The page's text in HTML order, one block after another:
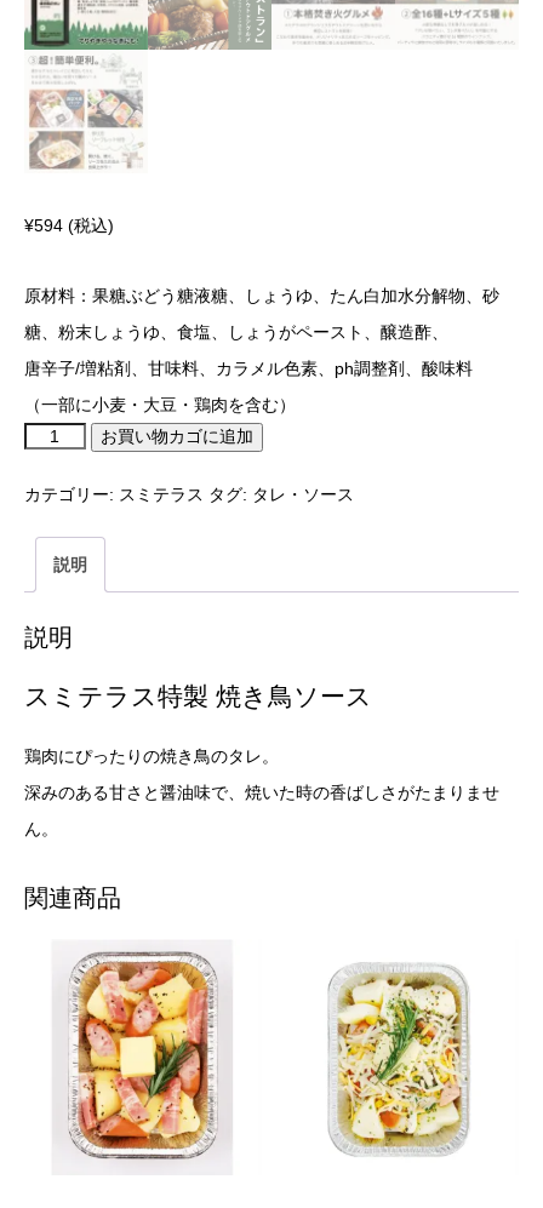
¥594 (税込)
原材料：果糖ぶどう糖液糖、しょうゆ、たん白加水分解物、砂
糖、粉末しょうゆ、食塩、しょうがペースト、醸造酢、
唐辛子/増粘剤、甘味料、カラメル色素、ph調整剤、酸味料
（一部に小麦・大豆・鶏肉を含む）
お買い物カゴに追加
カテゴリー: スミテラス タグ: タレ・ソース
説明
説明
スミテラス特製 焼き鳥ソース
鶏肉にぴったりの焼き鳥のタレ。
深みのある甘さと醤油味で、焼いた時の香ばしさがたまりませ
ん。
関連商品